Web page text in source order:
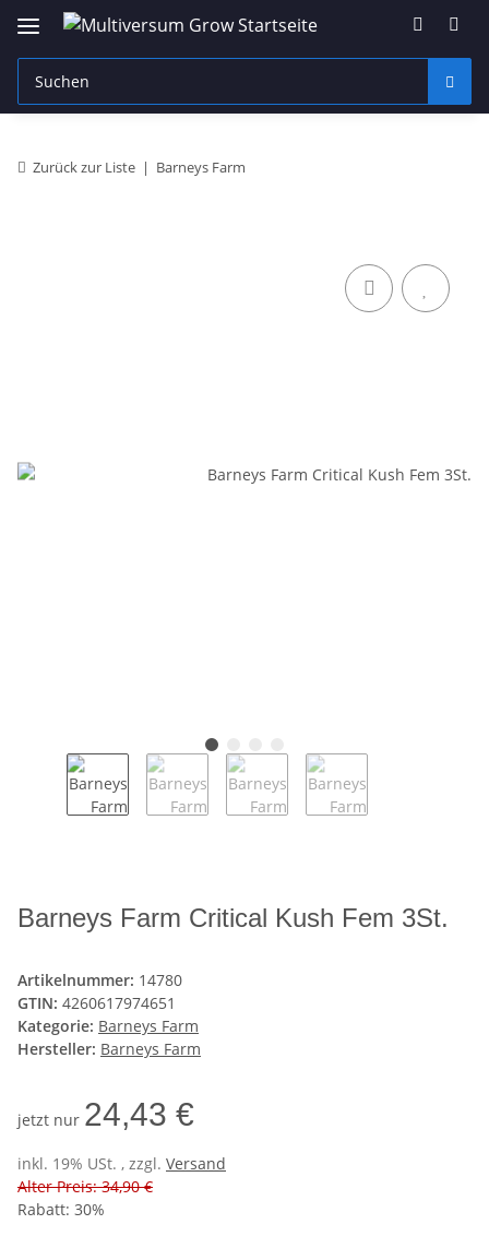
Zurück zur Liste Barneys Farm
Barneys Farm Critical Kush Fem 3St.
Artikelnummer: 14780
GTIN: 4260617974651
Kategorie: Barneys Farm
Hersteller: Barneys Farm
jetzt nur 24,43 €
inkl. 19% USt. , zzgl. Versand
Alter Preis: 34,90 €
Rabatt: 30%